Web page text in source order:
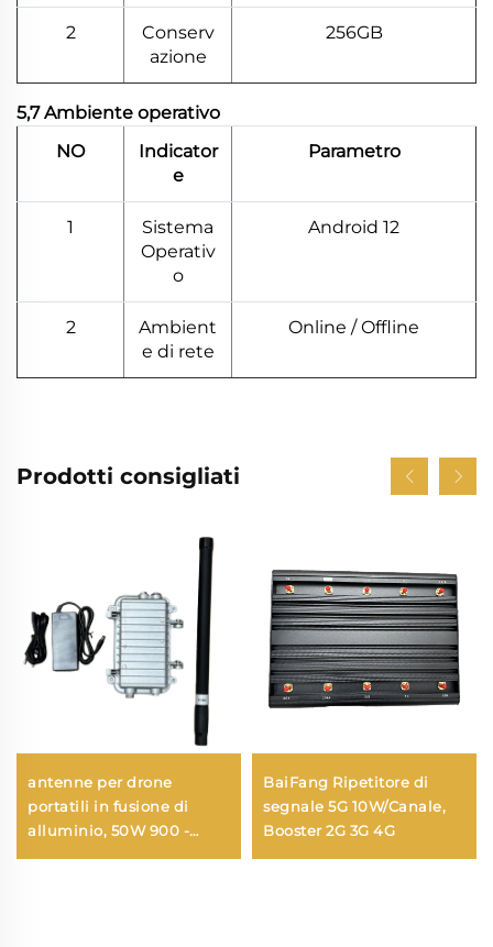
2
Conserv
azione
256GB
5,7 Ambiente operativo
NO
Indicator
e
Parametro
1
Sistema
Operativ
o
Android 12
2
Ambient
e di rete
Online / Offline
Prodotti consigliati
antenne per drone
portatili in fusione di
alluminio, 50W 900 -
BaiFang Ripetitore di
segnale 5G 10W/Canale,
Booster 2G 3G 4G